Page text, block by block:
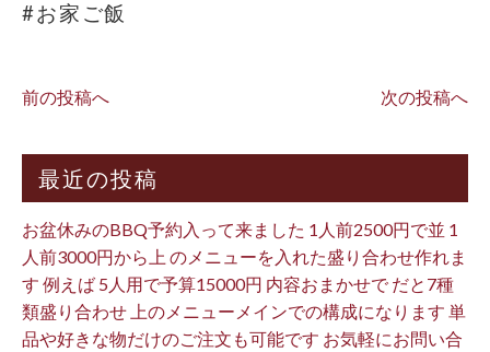
#お家ご飯
前の投稿へ 次の投稿へ
最近の投稿
お盆休みのBBQ予約入って来ました 1人前2500円で並 1
人前3000円から上 のメニューを入れた盛り合わせ作れま
す 例えば 5人用で予算15000円 内容おまかせで だと7種
類盛り合わせ 上のメニューメインでの構成になります 単
品や好きな物だけのご注文も可能です お気軽にお問い合